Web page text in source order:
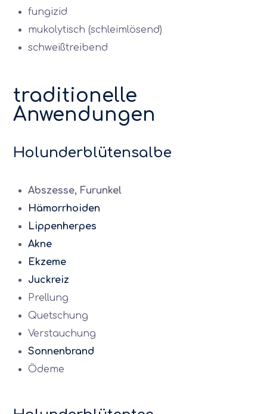
fungizid
mukolytisch (schleimlösend)
schweißtreibend
traditionelle
Anwendungen
Holunderblütensalbe
Abszesse, Furunkel
Hämorrhoiden
Lippenherpes
Akne
Ekzeme
Juckreiz
Prellung
Quetschung
Verstauchung
Sonnenbrand
Ödeme